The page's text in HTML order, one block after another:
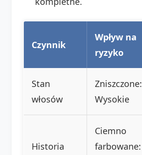
Czynnik
Wpływ na
ryzyko
Stan
włosów
Zniszczone:
Wysokie
Historia
Ciemno
farbowane: